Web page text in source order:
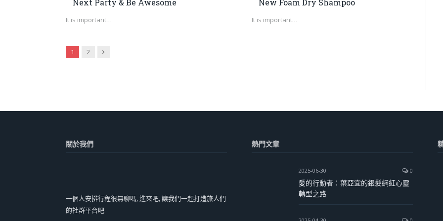
It is important… It is important…
1 2 Next
關於我們
一個人安排行程很無聊嗎, 進來吧, 讓我們一起打造旅人們
的社群平台吧
熱門文章
2025-06-30 0
愛的行動者：葉亞宜的銀髮網紅心靈
轉型之路